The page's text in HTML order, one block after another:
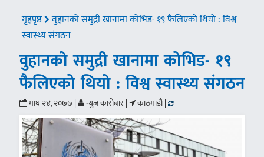
गृहपृष्ठ
वुहानको समुद्री खानामा कोभिड- १९ फैलिएको थियो : विश्व
स्वास्थ्य संगठन
वुहानको समुद्री खानामा कोभिड- १९
फैलिएको थियो : विश्व स्वास्थ्य संगठन
माघ २४, २०७७ | न्युज कारोबार | काठमाडौं |